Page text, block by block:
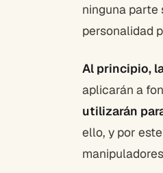
ninguna parte
personalidad
Al principio,
aplicarán a
utilizarán
ello, y por